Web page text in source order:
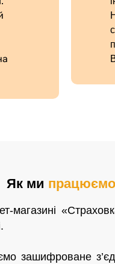
Як ми
зашифроване